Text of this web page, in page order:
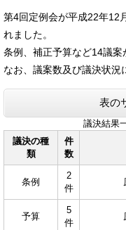
第4回定例会が平成22年12
れました。
条例、補正予算など14議案
なお、議案数及び議決状況
表の
議決結果
議決の種
類
件
数
条例
2
件
予算
5
件